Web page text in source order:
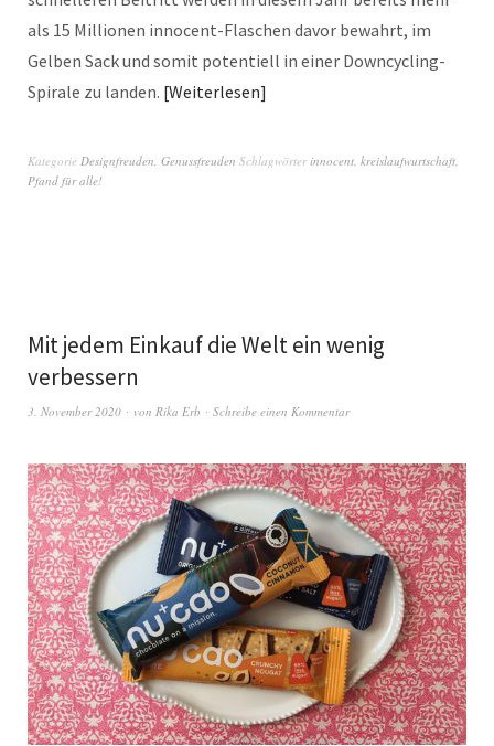
als 15 Millionen innocent-Flaschen davor bewahrt, im
Gelben Sack und somit potentiell in einer Downcycling-
Spirale zu landen. Weiterlesen
Kategorie Designfreuden, Genussfreuden Schlagwörterinnocent, kreislaufwurtschaft,
Pfand für alle!
Mit jedem Einkauf die Welt ein wenig
verbessern
3. November 2020 von Rika Erb Schreibe einen Kommentar